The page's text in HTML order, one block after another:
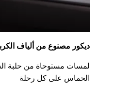
ديكور مصنوع من ألياف
لمسات مستوحاة من حلبة
الحماس على كل رحلة